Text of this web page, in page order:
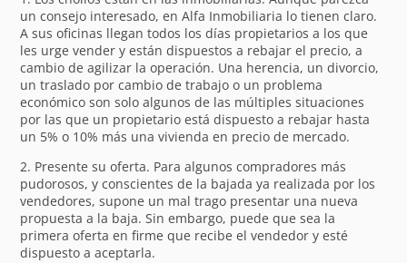
un consejo interesado, en Alfa Inmobiliaria lo tienen claro.
A sus oficinas llegan todos los días propietarios a los que
les urge vender y están dispuestos a rebajar el precio, a
cambio de agilizar la operación. Una herencia, un divorcio,
un traslado por cambio de trabajo o un problema
económico son solo algunos de las múltiples situaciones
por las que un propietario está dispuesto a rebajar hasta
un 5% o 10% más una vivienda en precio de mercado.
2. Presente su oferta. Para algunos compradores más
pudorosos, y conscientes de la bajada ya realizada por los
vendedores, supone un mal trago presentar una nueva
propuesta a la baja. Sin embargo, puede que sea la
primera oferta en firme que recibe el vendedor y esté
dispuesto a aceptarla.